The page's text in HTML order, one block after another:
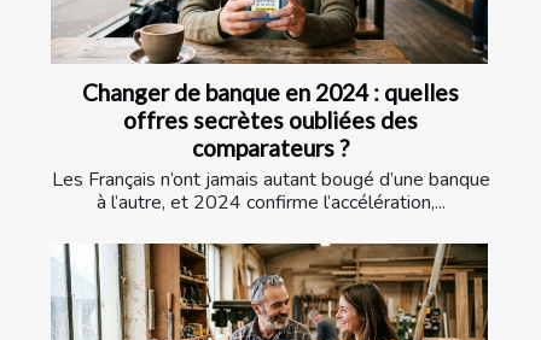
Changer de banque en 2024 : quelles
offres secrètes oubliées des
comparateurs ?
Les Français n’ont jamais autant bougé d’une banque
à l’autre, et 2024 confirme l’accélération,...